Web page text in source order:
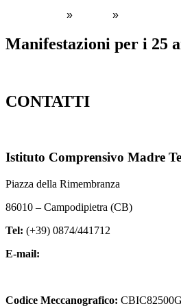
Manifestazioni per i 25
CONTATTI
Istituto Comprensivo Madre
Piazza della Rimembranza
86010 – Campodipietra (CB)
Tel: (+39) 0874/441712
E-mail:
Codice Meccanografico: CBIC82500G